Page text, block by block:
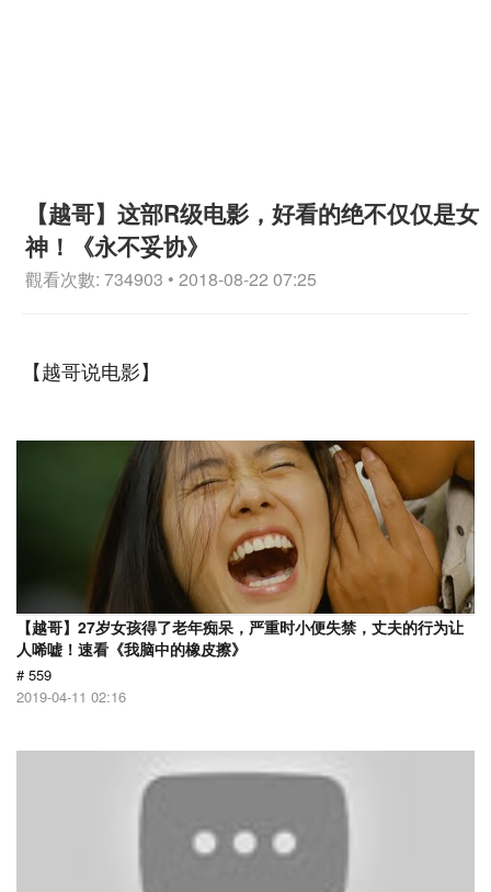
【越哥】这部R级电影，好看的绝不仅仅是女
神！《永不妥协》
觀看次數: 734903 • 2018-08-22 07:25
【越哥说电影】
【越哥】27岁女孩得了老年痴呆，严重时小便失禁，丈夫的行为让
人唏嘘！速看《我脑中的橡皮擦》
# 559
2019-04-11 02:16